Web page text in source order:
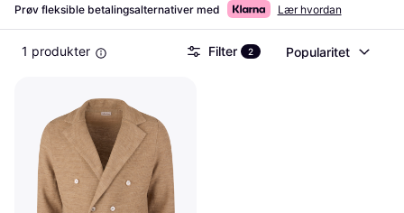
Prøv fleksible betalingsalternativer med Lær hvordan
1 produkter Filter 2 Popularitet